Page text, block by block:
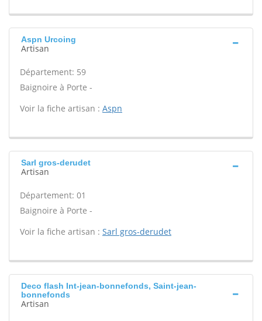
Aspn Urcoing
Artisan
Département: 59
Baignoire à Porte -
Voir la fiche artisan : Aspn
Sarl gros-derudet
Artisan
Département: 01
Baignoire à Porte -
Voir la fiche artisan : Sarl gros-derudet
Deco flash Int-jean-bonnefonds, Saint-jean-
bonnefonds
Artisan